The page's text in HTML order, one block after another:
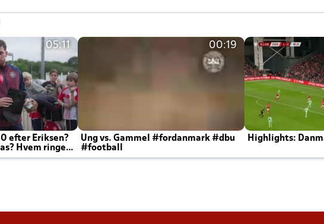
05:11
efter Eriksen?
Hvem ringer
kampe?
00:19
Ung vs. Gammel #fordanmark #dbu
#football
Highlights: